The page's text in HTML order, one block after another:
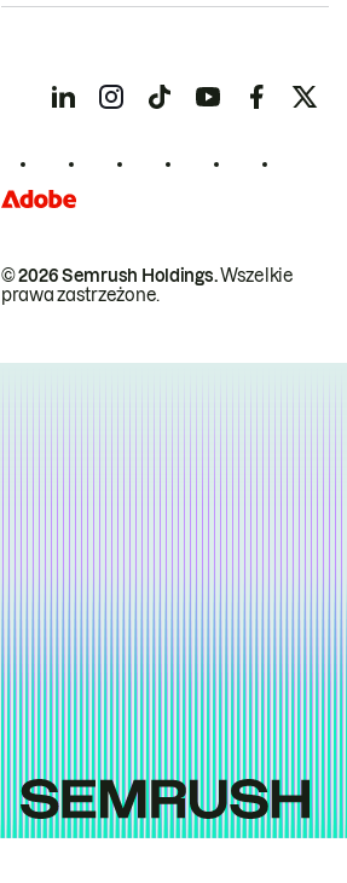
© 2026 Semrush Holdings.Wszelkie
prawa zastrzeżone.